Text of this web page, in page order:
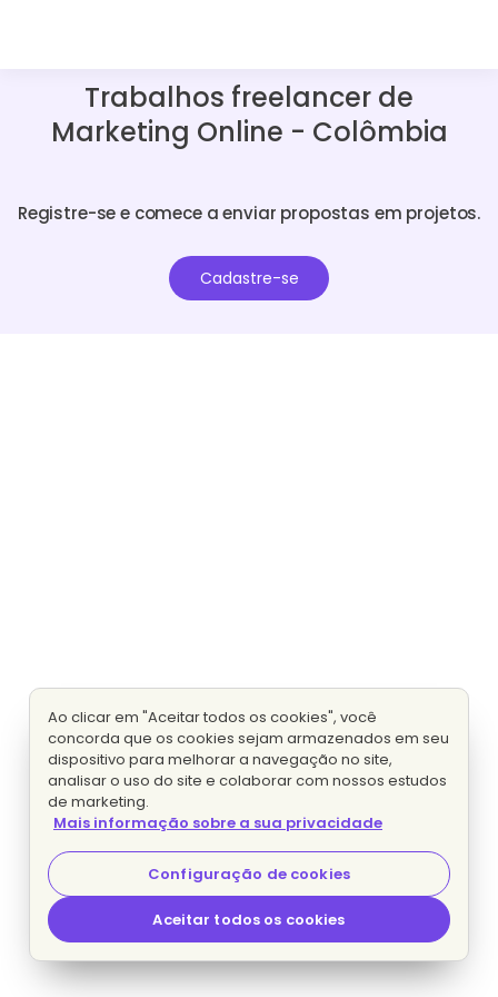
Trabalhos freelancer de
Marketing Online - Colômbia
Registre-se e comece a enviar propostas em projetos.
Cadastre-se
Ao clicar em "Aceitar todos os cookies", você
concorda que os cookies sejam armazenados em seu
dispositivo para melhorar a navegação no site,
analisar o uso do site e colaborar com nossos estudos
de marketing.
Mais informação sobre a sua privacidade
Configuração de cookies
Aceitar todos os cookies